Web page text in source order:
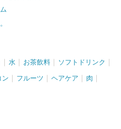
水 お茶飲料 ソフトドリンク
ン フルーツ ヘアケア 肉